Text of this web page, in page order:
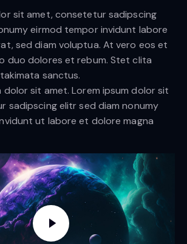
sit amet, consetetur sadipscing
eirmod tempor invidunt labore
sed diam voluptua. At vero eos et
duo dolores et rebum. Stet clita
sanctus.
dolor sit amet. Lorem ipsum dolor sit
sadipscing elitr sed diam nonumy
ut labore et dolore magna